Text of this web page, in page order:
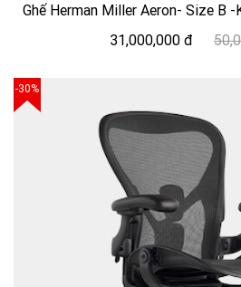
Ghế Herman Miller Aeron- Size B
31,000,000 đ
-30%